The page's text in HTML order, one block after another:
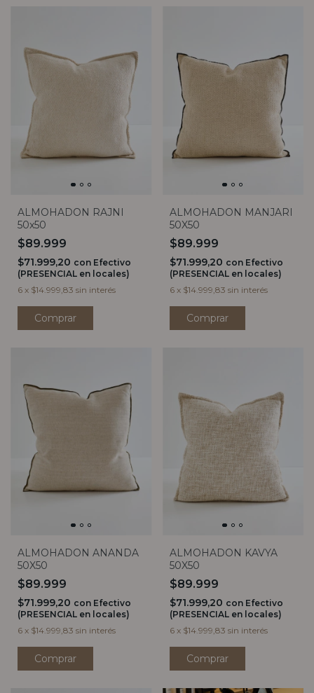
ALMOHADON RAJNI
50x50
$89.999
$71.999,20 con Efectivo
(PRESENCIAL en locales)
6 x $14.999,83 sin interés
Comprar
ALMOHADON MANJARI
50X50
$89.999
$71.999,20 con Efectivo
(PRESENCIAL en locales)
6 x $14.999,83 sin interés
Comprar
ALMOHADON ANANDA
50X50
$89.999
$71.999,20 con Efectivo
(PRESENCIAL en locales)
6 x $14.999,83 sin interés
Comprar
ALMOHADON KAVYA
50X50
$89.999
$71.999,20 con Efectivo
(PRESENCIAL en locales)
6 x $14.999,83 sin interés
Comprar